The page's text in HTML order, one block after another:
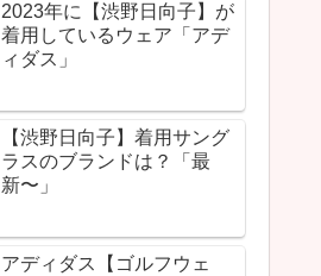
2023年に【渋野日向子】が
着用しているウェア「アデ
ィダス」
【渋野日向子】着用サング
ラスのブランドは？「最
新〜」
アディダス【ゴルフウェ